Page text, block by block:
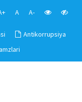
A A-
Antikorrupsiya